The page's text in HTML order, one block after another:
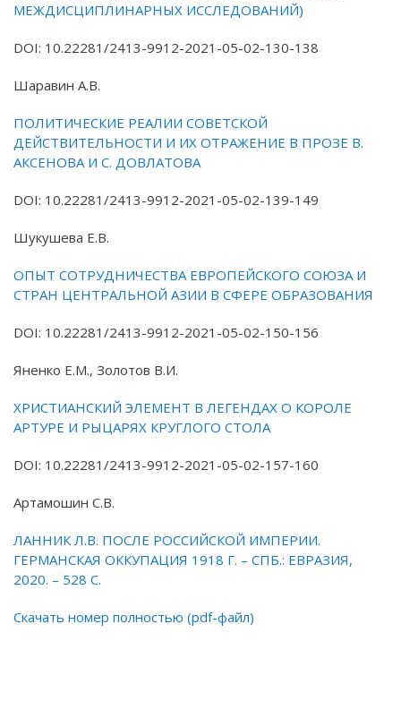
МЕЖДИСЦИПЛИНАРНЫХ ИССЛЕДОВАНИЙ)
DOI: 10.22281/2413-9912-2021-05-02-130-138
Шаравин А.В.
ПОЛИТИЧЕСКИЕ РЕАЛИИ СОВЕТСКОЙ
ДЕЙСТВИТЕЛЬНОСТИ И ИХ ОТРАЖЕНИЕ В ПРОЗЕ В.
АКСЕНОВА И С. ДОВЛАТОВА
DOI: 10.22281/2413-9912-2021-05-02-139-149
Шукушева Е.В.
ОПЫТ СОТРУДНИЧЕСТВА ЕВРОПЕЙСКОГО СОЮЗА И
СТРАН ЦЕНТРАЛЬНОЙ АЗИИ В СФЕРЕ ОБРАЗОВАНИЯ
DOI: 10.22281/2413-9912-2021-05-02-150-156
Яненко Е.М., Золотов В.И.
ХРИСТИАНСКИЙ ЭЛЕМЕНТ В ЛЕГЕНДАХ О КОРОЛЕ
АРТУРЕ И РЫЦАРЯХ КРУГЛОГО СТОЛА
DOI: 10.22281/2413-9912-2021-05-02-157-160
Артамошин С.В.
ЛАННИК Л.В. ПОСЛЕ РОССИЙСКОЙ ИМПЕРИИ.
ГЕРМАНСКАЯ ОККУПАЦИЯ 1918 Г. – СПБ.: ЕВРАЗИЯ,
2020. – 528 С.
Скачать номер полностью (pdf-файл)